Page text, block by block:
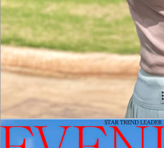
홈으로가기
이전페이지
관련상품..
상품문의하기
전체상품후기
신상품보기
회원가입